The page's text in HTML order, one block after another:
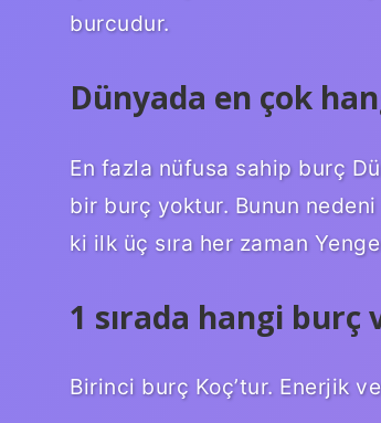
burcudur.
Dünyada en çok
En fazla nüfusa sahip burç
bir burç yoktur. Bunun
ki ilk üç sıra her zaman
1 sırada hangi burç
Birinci burç Koç’tur. Enerjik